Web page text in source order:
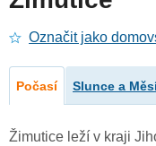
Označit jako
Počasí Slunce a
Žimutice leží v kraji